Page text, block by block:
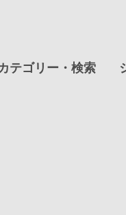
テゴリー・検索